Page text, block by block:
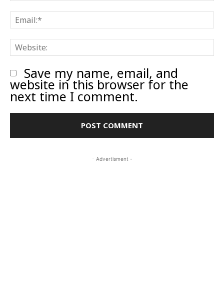
Save my name, email, and
website in this browser for the
next time I comment.
- Advertisment -